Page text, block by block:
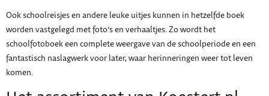
Ook schoolreisjes en andere leuke uitjes kunnen in hetzelfde boek
worden vastgelegd met foto’s en verhaaltjes. Zo wordt het
schoolfotoboek een complete weergave van de schoolperiode en een
fantastisch naslagwerk voor later, waar herinneringen weer tot leven
komen.